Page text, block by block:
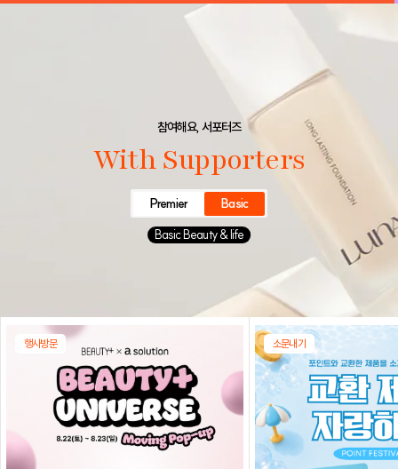
참여해요, 서포터즈
With Supporters
Premier
Basic
Basic Beauty & life
행사방문 소문내기